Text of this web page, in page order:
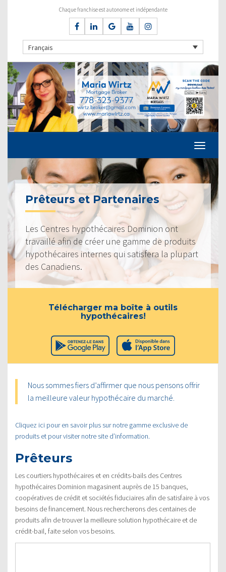
Chaque franchise est autonome et indépendante
Français
Prêteurs et Partenaires
Les Centres hypothécaires Dominion ont
travaillé afin de créer une gamme de produits
hypothécaires internes qui satisfera la plupart
des Canadiens.
Télécharger ma boîte à outils
hypothécaires!
Nous sommes fiers d’affirmer que nous pensons offrir
la meilleure valeur hypothécaire du marché.
Cliquez ici pour en savoir plus sur notre gamme exclusive de
produits et pour visiter notre site d’information.
Prêteurs
Les courtiers hypothécaires et en crédits-bails des Centres
hypothécaires Dominion magasinent auprès de 15 banques,
coopératives de crédit et sociétés fiduciaires afin de satisfaire à vos
besoins de financement. Nous rechercherons des centaines de
produits afin de trouver la meilleure solution hypothécaire et de
crédit-bail, faite selon vos besoins.